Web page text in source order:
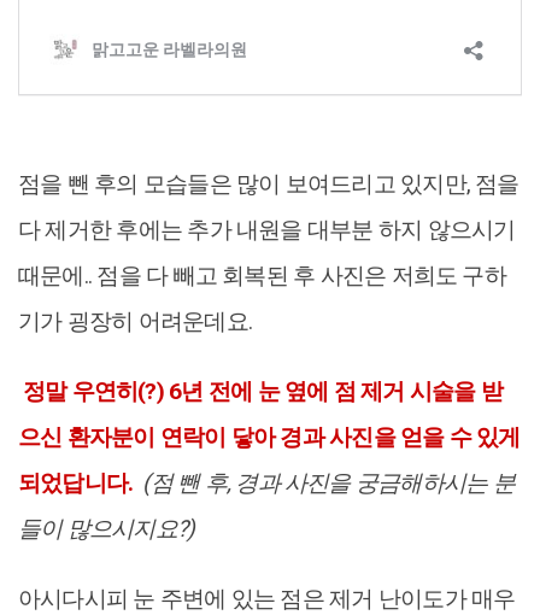
점을 뺀 후의 모습들은 많이 보여드리고 있지만, 점을
다 제거한 후에는 추가 내원을 대부분 하지 않으시기
때문에.. 점을 다 빼고 회복된 후 사진은 저희도 구하
기가 굉장히 어려운데요.
정말 우연히(?) 6년 전에 눈 옆에 점 제거 시술을 받
으신 환자분이 연락이 닿아 경과 사진을 얻을 수 있게
되었답니다. (점 뺀 후, 경과 사진을 궁금해하시는 분
들이 많으시지요?)
아시다시피 눈 주변에 있는 점은 제거 난이도가 매우